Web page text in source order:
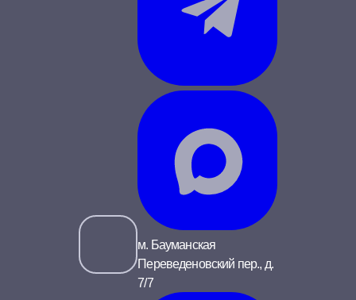
м. Бауманская
Переведеновский пер., д.
7/7